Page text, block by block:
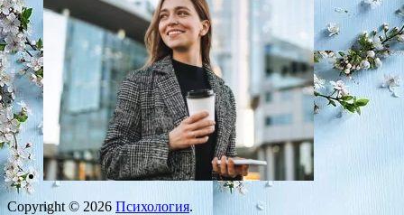
Copyright © 2026 Психология.